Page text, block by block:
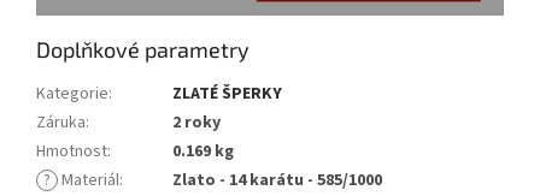
Doplňkové parametry
Kategorie:
ZLATÉ ŠPERKY
Záruka:
2 roky
Hmotnost:
0.169 kg
? Materiál:
Zlato - 14 karátu - 585/1000